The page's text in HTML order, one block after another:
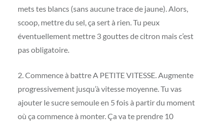
mets tes blancs (sans aucune trace de jaune). Alors,
scoop, mettre du sel, ça sert à rien. Tu peux
éventuellement mettre 3 gouttes de citron mais c’est
pas obligatoire.
2. Commence à battre A PETITE VITESSE. Augmente
progressivement jusqu’à vitesse moyenne. Tu vas
ajouter le sucre semoule en 5 fois à partir du moment
où ça commence à monter. Ça va te prendre 10